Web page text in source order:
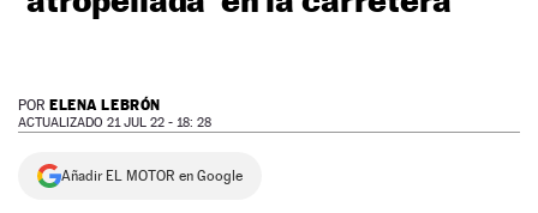
POR ELENA LEBRÓN
ACTUALIZADO 21 JUL 22 - 18: 28
Añadir EL MOTOR en Google